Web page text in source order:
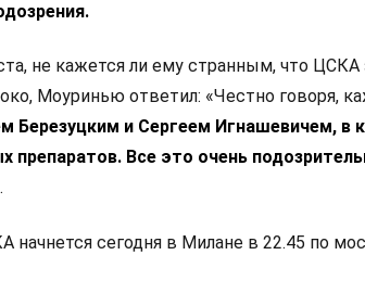
не кажется ли ему странным, что ЦСКА
Моуринью ответил: «Честно говоря,
Березуцким и Сергеем Игнашевичем, в
препаратов. Все это очень
начнется сегодня в Милане в 22.45 по